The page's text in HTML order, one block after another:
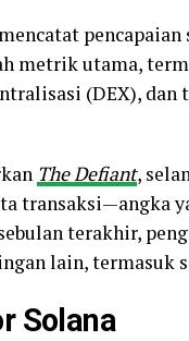
mencatat
metrik utama,
(DEX),
The Defiant,
transaksi—angka
terakhir,
lain, termasuk
Solana